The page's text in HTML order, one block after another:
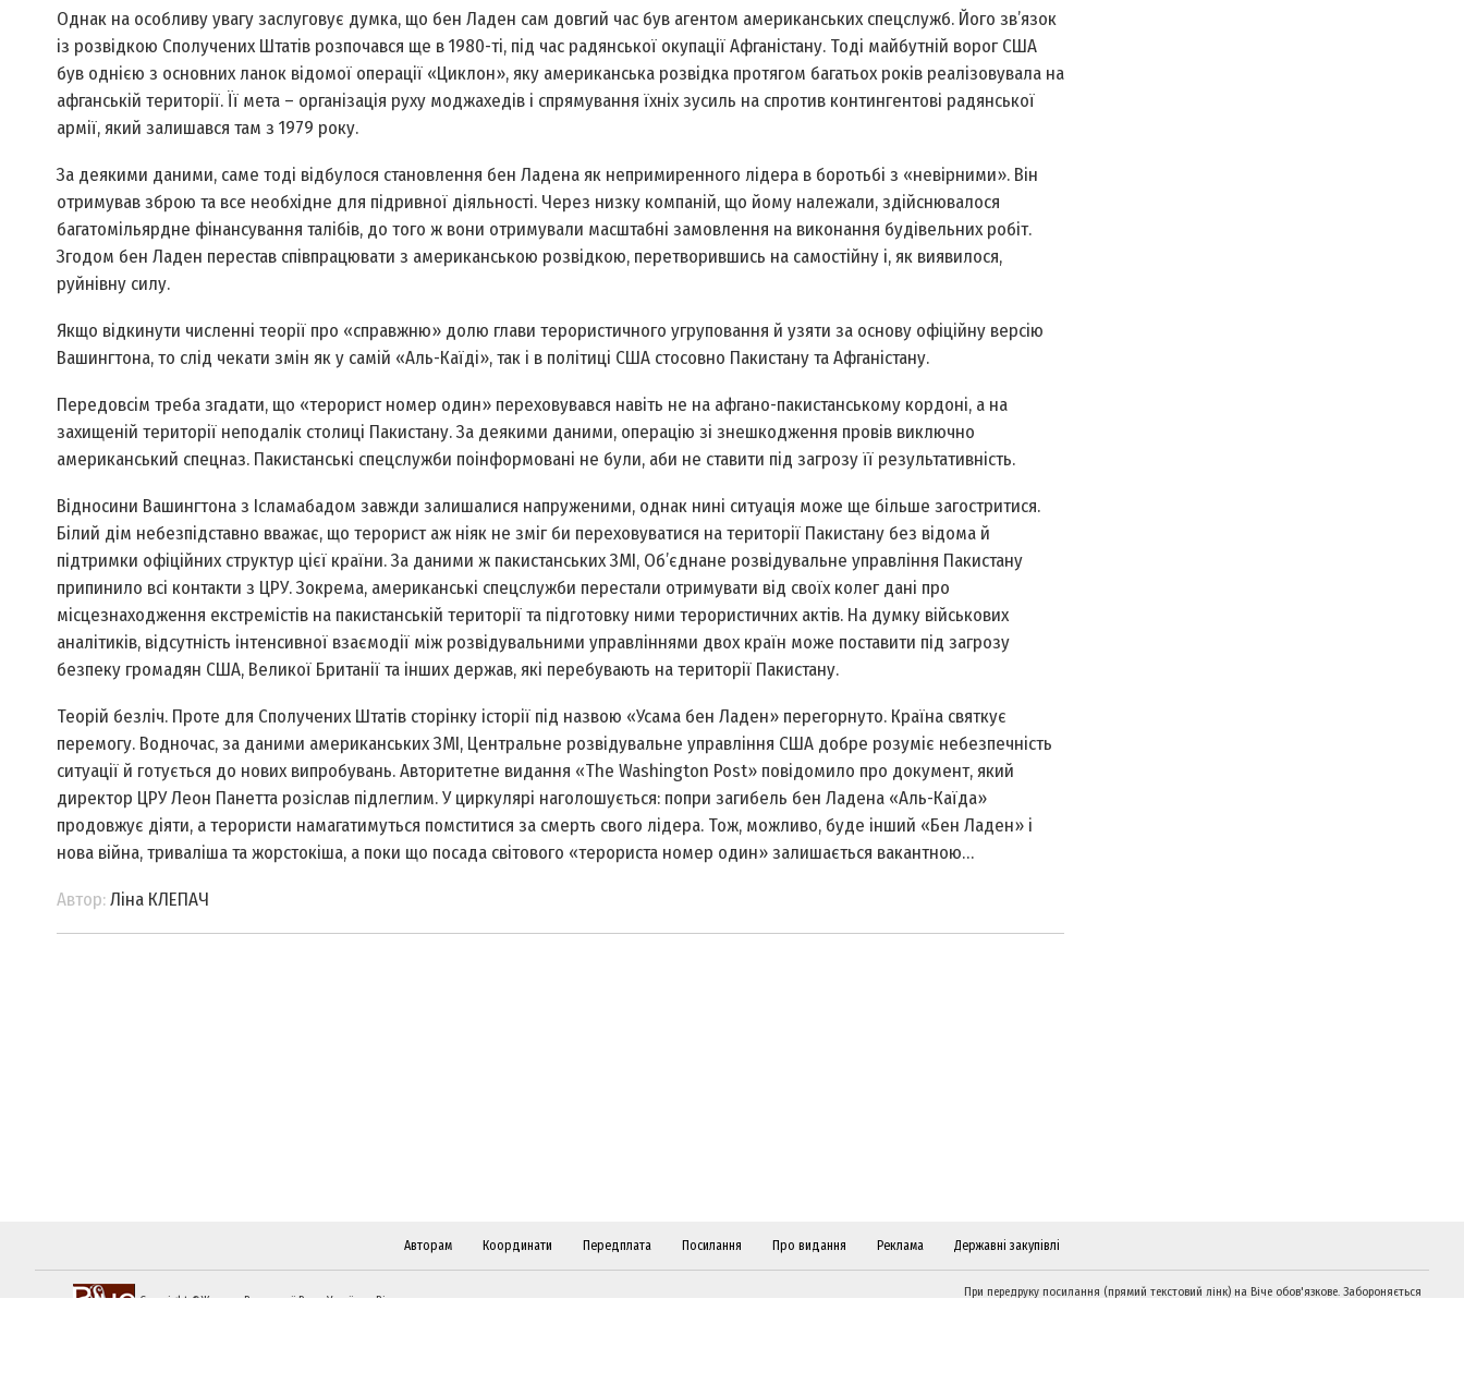
Однак на особливу увагу заслуговує думка, що бен Ладен сам довгий час був агентом американських спецслужб. Його зв’язок
із розвідкою Сполучених Штатів розпочався ще в 1980-ті, під час радянської окупації Афганістану. Тоді майбутній ворог США
був однією з основних ланок відомої операції «Циклон», яку американська розвідка протягом багатьох років реалізовувала на
афганській території. Її мета – організація руху моджахедів і спрямування їхніх зусиль на спротив контингентові радянської
армії, який залишався там з 1979 року.
За деякими даними, саме тоді відбулося становлення бен Ладена як непримиренного лідера в боротьбі з «невірними». Він
отримував зброю та все необхідне для підривної діяльності. Через низку компаній, що йому належали, здійснювалося
багатомільярдне фінансування талібів, до того ж вони отримували масштабні замовлення на виконання будівельних робіт.
Згодом бен Ладен перестав співпрацювати з американською розвідкою, перетворившись на самостійну і, як виявилося,
руйнівну силу.
Якщо відкинути численні теорії про «справжню» долю глави терористичного угруповання й узяти за основу офіційну версію
Вашингтона, то слід чекати змін як у самій «Аль-Каїді», так і в політиці США стосовно Пакистану та Афганістану.
Передовсім треба згадати, що «терорист номер один» переховувався навіть не на афгано-пакистанському кордоні, а на
захищеній території неподалік столиці Пакистану. За деякими даними, операцію зі знешкодження провів виключно
американський спецназ. Пакистанські спецслужби поінформовані не були, аби не ставити під загрозу її результативність.
Відносини Вашингтона з Ісламабадом завжди залишалися напруженими, однак нині ситуація може ще більше загостритися.
Білий дім небезпідставно вважає, що терорист аж ніяк не зміг би переховуватися на території Пакистану без відома й
підтримки офіційних структур цієї країни. За даними ж пакистанських ЗМІ, Об’єднане розвідувальне управління Пакистану
припинило всі контакти з ЦРУ. Зокрема, американські спецслужби перестали отримувати від своїх колег дані про
місцезнаходження екстремістів на пакистанській території та підготовку ними терористичних актів. На думку військових
аналітиків, відсутність інтенсивної взаємодії між розвідувальними управліннями двох країн може поставити під загрозу
безпеку громадян США, Великої Британії та інших держав, які перебувають на території Пакистану.
Теорій безліч. Проте для Сполучених Штатів сторінку історії під назвою «Усама бен Ладен» перегорнуто. Країна святкує
перемогу. Водночас, за даними американських ЗМІ, Центральне розвідувальне управління США добре розуміє небезпечність
ситуації й готується до нових випробувань. Авторитетне видання «The Washington Post» повідомило про документ, який
директор ЦРУ Леон Панетта розіслав підлеглим. У циркулярі наголошується: попри загибель бен Ладена «Аль-Каїда»
продовжує діяти, а терористи намагатимуться помститися за смерть свого лідера. Тож, можливо, буде інший «Бен Ладен» і
нова війна, триваліша та жорстокіша, а поки що посада світового «терориста номер один» залишається вакантною…
Автор:Ліна КЛЕПАЧ
Авторам Координати Передплата Посилання Про видання Реклама Державні закупівлі
Copyright ©Журнал Верховної Ради України «Віче»
При передруку посилання (прямий текстовий лінк) на Віче обов'язкове. Забороняється